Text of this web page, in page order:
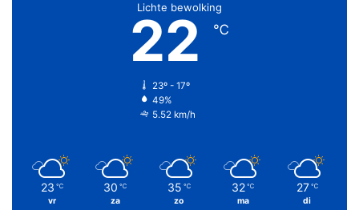
Lichte bewolking
22 ℃
23º - 17º
49%
5.52 km/h
23 ℃
vr
30 ℃
za
35 ℃
zo
32 ℃
ma
27 ℃
di